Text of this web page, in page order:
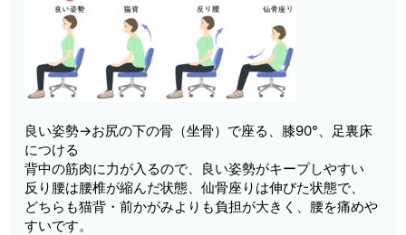
良い姿勢→お尻の下の骨（坐骨）で座る、膝90°、足裏床
につける
背中の筋肉に力が入るので、良い姿勢がキープしやすい
反り腰は腰椎が縮んだ状態、仙骨座りは伸びた状態で、
どちらも猫背・前かがみよりも負担が大きく、腰を痛めや
すいです。